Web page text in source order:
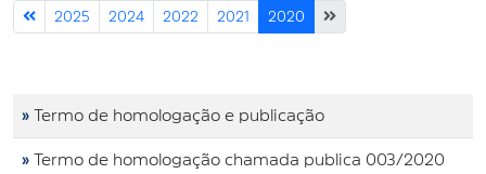
2025 2024 2022 2021 2020
» Termo de homologação e publicação
» Termo de homologação chamada publica 003/2020